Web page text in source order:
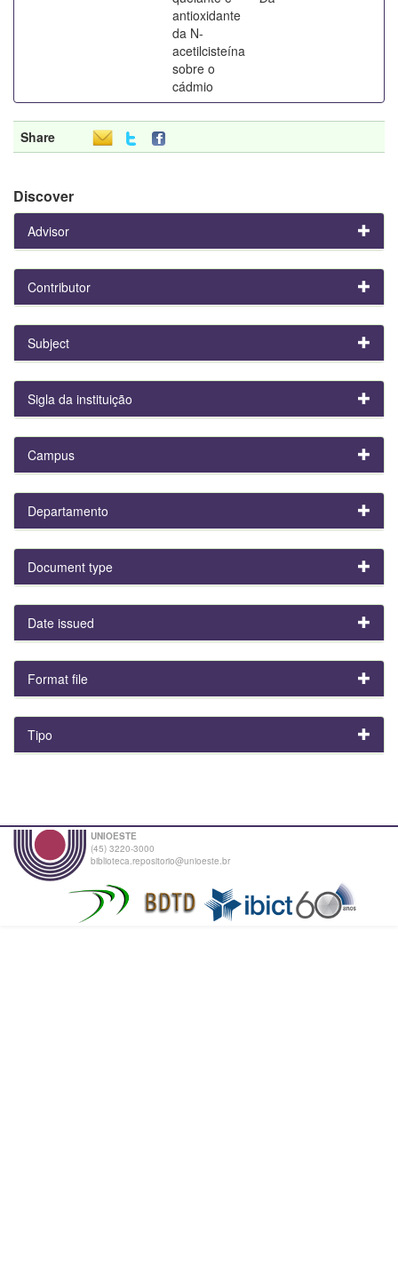
antioxidante
da N-
acetilcisteína
sobre o
cádmio
Share
Discover
Advisor
Contributor
Subject
Sigla da instituição
Campus
Departamento
Document type
Date issued
Format file
Tipo
UNIOESTE
(45) 3220-3000
biblioteca.repositorio@unioeste.br